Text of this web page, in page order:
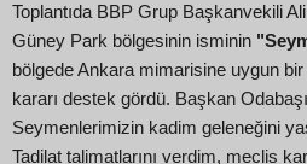
Toplantıda BBP Grup Başkanvekili
Güney Park bölgesinin isminin
bölgede Ankara mimarisine uygun
kararı destek gördü. Başkan
Seymenlerimizin kadim geleneğini
Tadilat talimatlarını verdim, meclis